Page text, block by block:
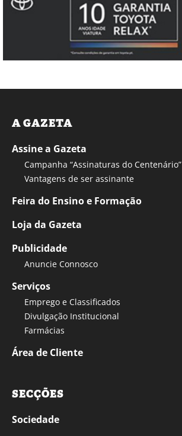
A GAZETA
Assine a Gazeta
Campanha “Assinaturas do Centenário”
Vantagens de ser assinante
Feira do Ensino e Formação
Loja da Gazeta
Publicidade
Anuncie Connosco
Serviços
Emprego e Classificados
Divulgação Institucional
Farmácias
Área de Cliente
SECÇÕES
Sociedade